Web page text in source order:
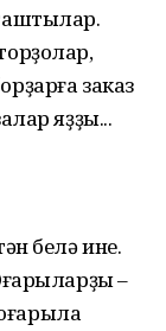
заказ
яҙҙы...
белә ине.
–